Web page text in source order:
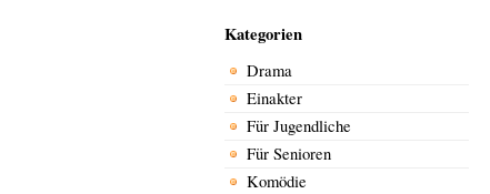
Kategorien
Drama
Einakter
Für Jugendliche
Für Senioren
Komödie